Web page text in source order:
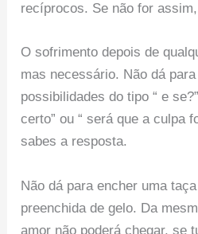
recíprocos. Se não for
O sofrimento depois de
mas necessário. Não dá
possibilidades do tipo “ e
certo” ou “ será que a culpa
sabes a resposta.
Não dá para encher uma
preenchida de gelo. Da
amor não poderá chegar, se